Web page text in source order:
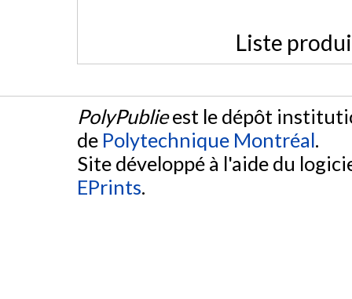
Liste
PolyPublieest le dépôt
de Polytechnique Montréal.
Site développé à l'aide du
EPrints.